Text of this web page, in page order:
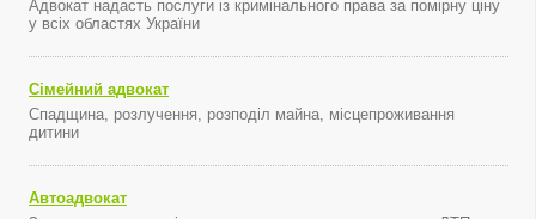
Адвокат надасть послуги із кримінального права за помірну ціну
у всіх областях України
Сімейний адвокат
Спадщина, розлучення, розподіл майна, місцепроживання
дитини
Автоадвокат